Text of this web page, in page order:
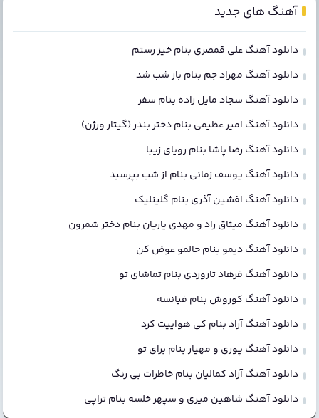
آهنگ های جدید
دانلود آهنگ علی قمصری بنام خیز رستم
دانلود آهنگ مهراد جم بنام باز شب شد
دانلود آهنگ سجاد مایل زاده بنام سفر
دانلود آهنگ امیر عظیمی بنام دختر بندر (گیتار ورژن)
دانلود آهنگ رضا پاشا بنام رویای زیبا
دانلود آهنگ یوسف زمانی بنام از شب بپرسید
دانلود آهنگ افشین آذری بنام گلینلیک
دانلود آهنگ میثاق راد و مهدی یاریان بنام دختر شمرون
دانلود آهنگ دیمو بنام حالمو عوض کن
دانلود آهنگ فرهاد تاروردی بنام تماشای تو
دانلود آهنگ کوروش بنام فیانسه
دانلود آهنگ آراد بنام کی هواییت کرد
دانلود آهنگ پوری و مهیار بنام برای تو
دانلود آهنگ آزاد کمالیان بنام خاطرات بی رنگ
دانلود آهنگ شاهین میری و سپهر خلسه بنام تراپی